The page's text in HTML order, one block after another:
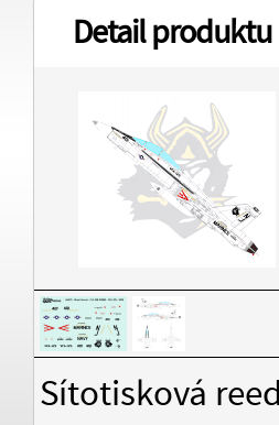
Detail produktu
Sítotisková